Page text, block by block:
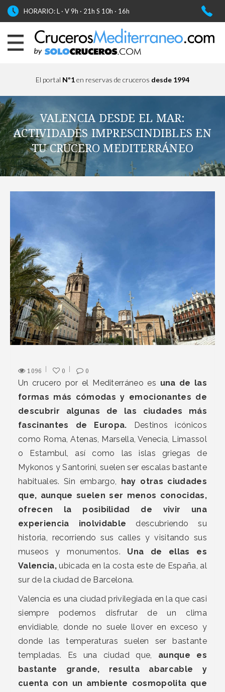
HORARIO: L · V 9h · 21h S 10h · 16h
El portal Nº1en reservas de cruceros desde 1994
VALENCIA DESDE EL MAR:
ACTIVIDADES IMPRESCINDIBLES EN
TU CRUCERO MEDITERRÁNEO
1096 0 0
Un crucero por el Mediterráneo es una de las
formas más cómodas y emocionantes de
descubrir algunas de las ciudades más
fascinantes de Europa. Destinos icónicos
como Roma, Atenas, Marsella, Venecia, Limassol
o Estambul, así como las islas griegas de
Mykonos y Santorini, suelen ser escalas bastante
habituales. Sin embargo, hay otras ciudades
que, aunque suelen ser menos conocidas,
ofrecen la posibilidad de vivir una
experiencia inolvidable descubriendo su
historia, recorriendo sus calles y visitando sus
museos y monumentos. Una de ellas es
Valencia,ubicada en la costa este de España, al
sur de la ciudad de Barcelona.
Valencia es una ciudad privilegiada en la que casi
siempre podemos disfrutar de un clima
envidiable, donde no suele llover en exceso y
donde las temperaturas suelen ser bastante
templadas. Es una ciudad que, aunque es
bastante grande, resulta abarcable y
cuenta con un ambiente cosmopolita que